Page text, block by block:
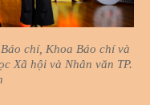
chí, Khoa Báo chí và
Xã hội và Nhân văn TP.